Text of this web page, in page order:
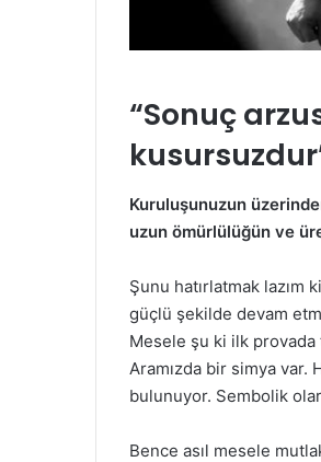
“Sonuç
Kuruluşunuzun
uzun ömürlülüğün ve
Şunu hatırlatmak lazım
güçlü şekilde devam
Mesele şu ki ilk provada
Aramızda bir simya var.
bulunuyor. Sembolik
Bence asıl mesele